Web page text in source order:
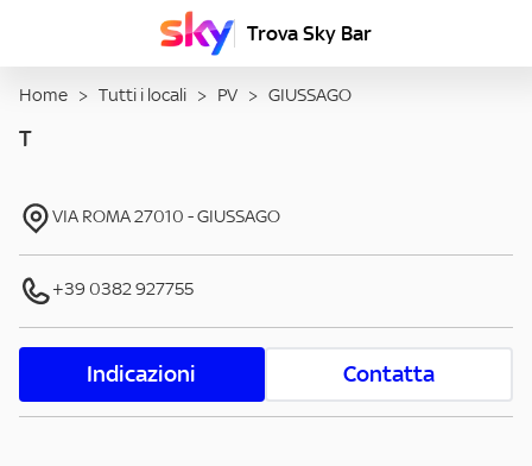
Trova Sky Bar
Home > Tutti i locali > PV > GIUSSAGO
T
VIA ROMA27010 -GIUSSAGO
+39 0382 927755
Indicazioni Contatta